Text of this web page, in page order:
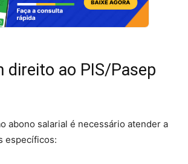
direito ao PIS/Pasep
abono salarial é necessário atender a
específicos: